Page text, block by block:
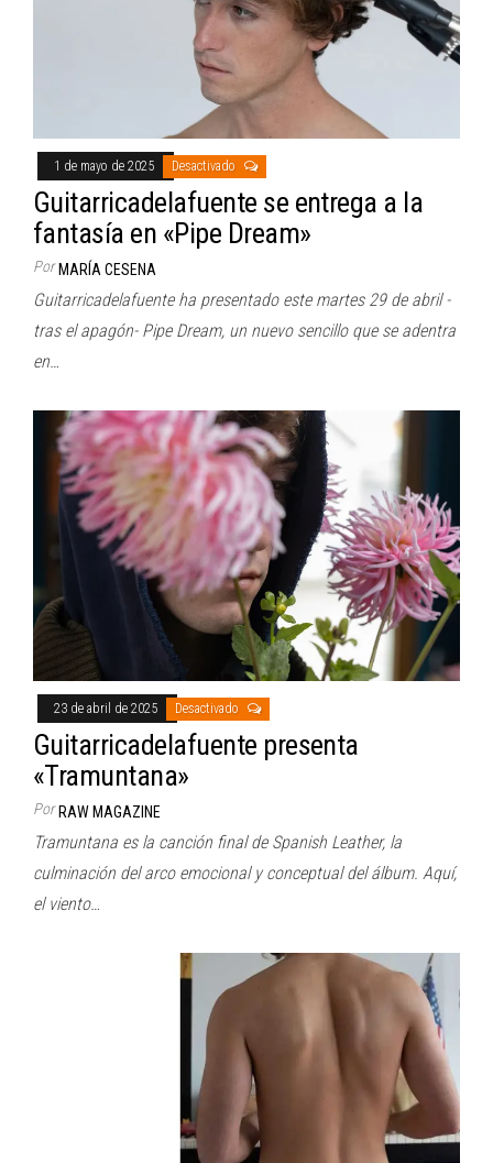
1 de mayo de 2025 Desactivado
Guitarricadelafuente se entrega a la
fantasía en «Pipe Dream»
Por MARÍA CESENA
Guitarricadelafuente ha presentado este martes 29 de abril -
tras el apagón- Pipe Dream, un nuevo sencillo que se adentra
en…
23 de abril de 2025 Desactivado
Guitarricadelafuente presenta
«Tramuntana»
Por RAW MAGAZINE
Tramuntana es la canción final de Spanish Leather, la
culminación del arco emocional y conceptual del álbum. Aquí,
el viento…